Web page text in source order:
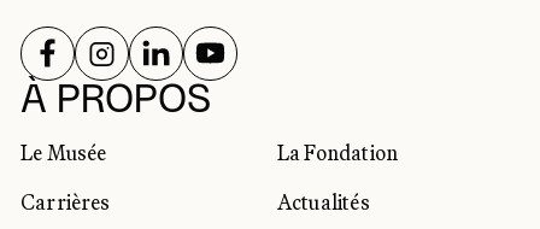
À PROPOS
Le Musée
La Fondation
Carrières
Actualités
RÉSEAUX SOCIAUX
SUIVEZ-NOUS SUR
SUIVEZ-NOUS SUR
SUIVEZ-NOUS SUR
SUIVEZ-NOUS SUR